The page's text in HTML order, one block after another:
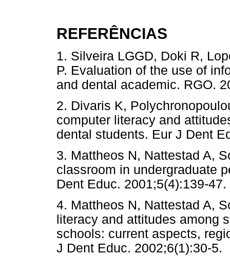
REFERÊNCIAS
1. Silveira LGGD, Doki R,
P. Evaluation of the use of
and dental academic.
2. Divaris K,
computer literacy and
dental students. Eur J Dent
3. Mattheos N, Nattestad A,
classroom in undergraduate
Dent Educ. 2001;5(4):139-47.
4. Mattheos N, Nattestad A,
literacy and attitudes among
schools: current aspects,
J Dent Educ. 2002;6(1):30-5.